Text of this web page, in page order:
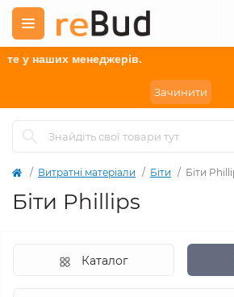
Зачинити
Витратні матеріали Біти Біти
Біти Phillips
Каталог